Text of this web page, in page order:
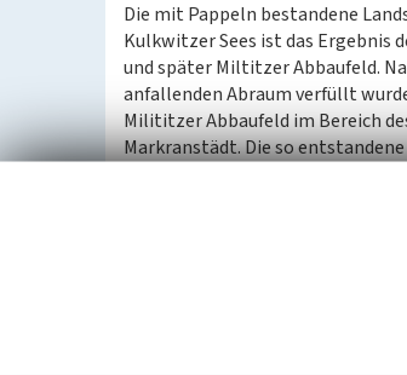
Die mit Pappeln bestandene
Kulkwitzer Sees ist das Ergebnis
und später Miltitzer Abbaufeld.
anfallenden Abraum verfüllt
Milititzer Abbaufeld im Bereich
Markranstädt. Die so
sich über weite Teile des 1956
benachbarten Kraftwerk
Die bis zu 15 Meter hohe
terassenförmig ab. Um die
Stadt Markranstädt dieses
Bewuchs freigehaltene
Sachzeuge von
ökologischer wie touristischer